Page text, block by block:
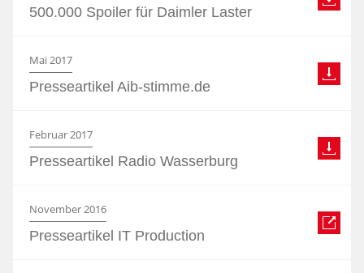
500.000 Spoiler für Daimler Laster
Mai 2017
Presseartikel Aib-stimme.de
Februar 2017
Presseartikel Radio Wasserburg
November 2016
Presseartikel IT Production